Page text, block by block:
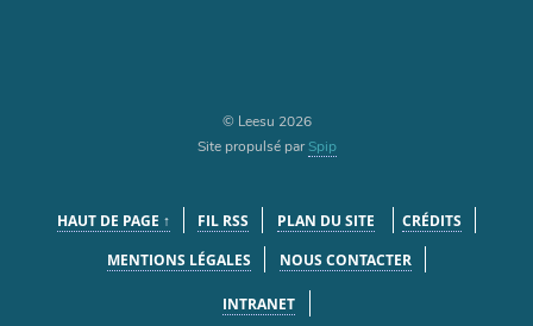
© Leesu 2026
Site propulsé parSpip
HAUT DE PAGE ↑ FIL RSS PLAN DU SITE
CRÉDITS
MENTIONS LÉGALES
NOUS CONTACTER
INTRANET